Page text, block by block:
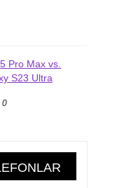
Pro Max vs.
S23 Ultra
0